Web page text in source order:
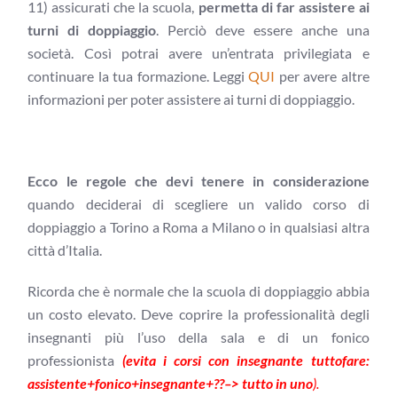
11) assicurati che la scuola, permetta di far assistere ai
turni di doppiaggio. Perciò deve essere anche una
società. Così potrai avere un’entrata privilegiata e
continuare la tua formazione. LeggiQUI per avere altre
informazioni per poter assistere ai turni di doppiaggio.
Ecco le regole che devi tenere in considerazione
quando deciderai di scegliere un valido corso di
doppiaggio a Torino a Roma a Milano o in qualsiasi altra
città d’Italia.
Ricorda che è normale che la scuola di doppiaggio abbia
un costo elevato. Deve coprire la professionalità degli
insegnanti più l’uso della sala e di un fonico
professionista (evita i corsi con insegnante tuttofare:
assistente+fonico+insegnante+??–> tutto in uno).